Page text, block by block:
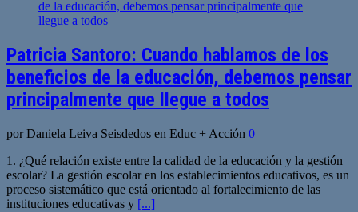
Patricia Santoro: Cuando hablamos de los
beneficios de la educación, debemos pensar
principalmente que llegue a todos
por Daniela Leiva Seisdedos en Educ + Acción 0
1. ¿Qué relación existe entre la calidad de la educación y la gestión
escolar? La gestión escolar en los establecimientos educativos, es un
proceso sistemático que está orientado al fortalecimiento de las
instituciones educativas y [...]